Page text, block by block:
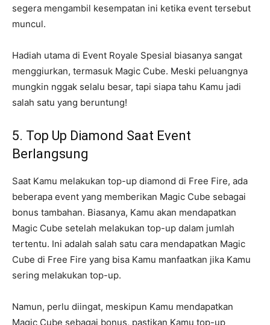
segera mengambil kesempatan ini ketika event tersebut
muncul.
Hadiah utama di Event Royale Spesial biasanya sangat
menggiurkan, termasuk Magic Cube. Meski peluangnya
mungkin nggak selalu besar, tapi siapa tahu Kamu jadi
salah satu yang beruntung!
5. Top Up Diamond Saat Event
Berlangsung
Saat Kamu melakukan top-up diamond di Free Fire, ada
beberapa event yang memberikan Magic Cube sebagai
bonus tambahan. Biasanya, Kamu akan mendapatkan
Magic Cube setelah melakukan top-up dalam jumlah
tertentu. Ini adalah salah satu cara mendapatkan Magic
Cube di Free Fire yang bisa Kamu manfaatkan jika Kamu
sering melakukan top-up.
Namun, perlu diingat, meskipun Kamu mendapatkan
Magic Cube sebagai bonus, pastikan Kamu top-up